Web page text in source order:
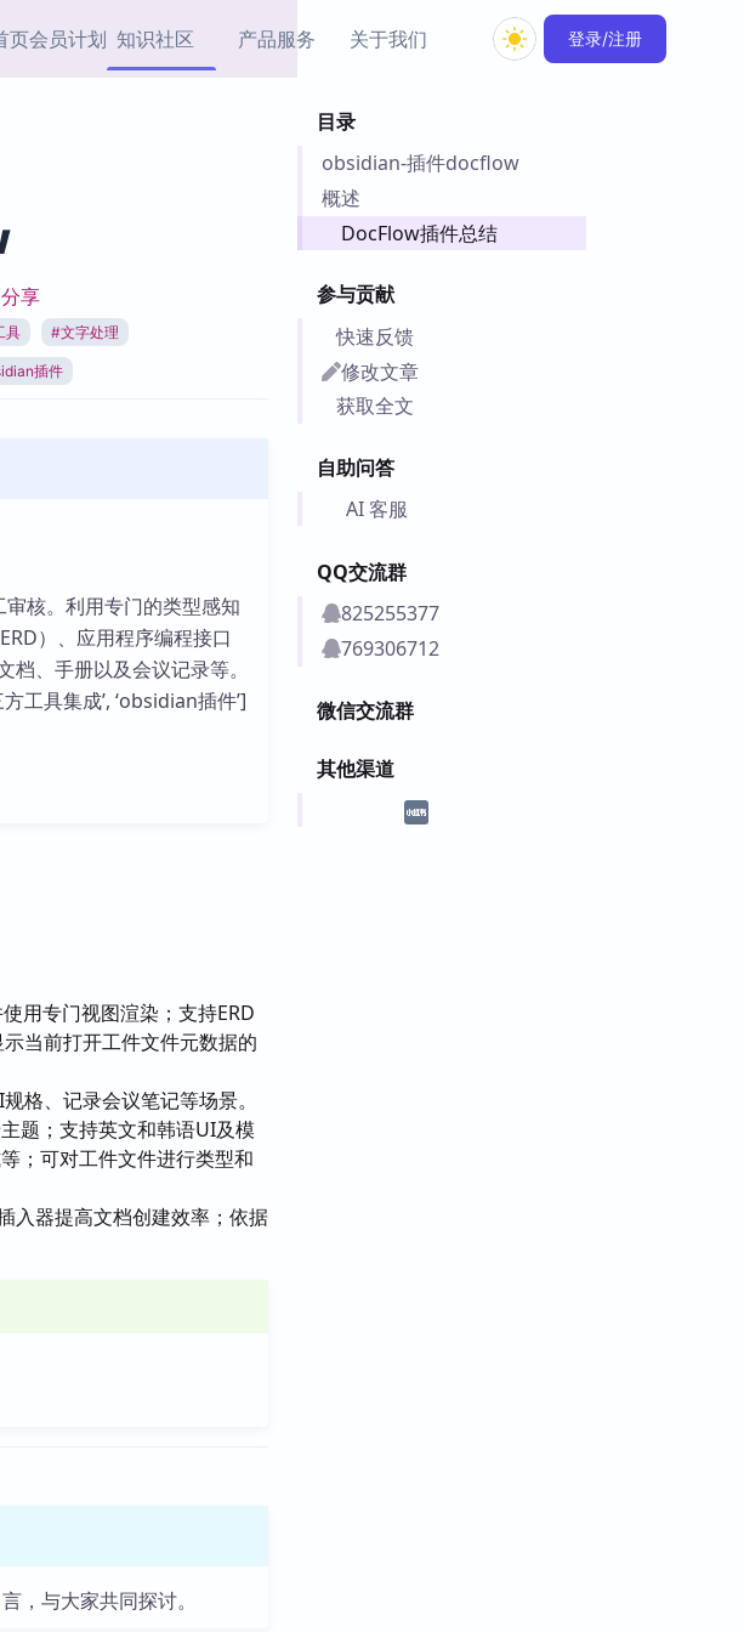
页会员计划 知识社区
热门链接
Zotero 专题
产品服务
官方
PKMer 出品的闪念笔记
Obsidian 教程
关于我们 登录/注册
目录
obsidian-插件docflow
概述
DocFlow插件总结
参与贡献
快速反馈
修改文章
获取全文
自助问答
AI 客服
QQ交流群
825255377
769306712
微信交流群
其他渠道
分享
具 #文字处理
插件
核。利用专门的类型感知
）、应用程序编程接口
档、手册以及会议记录等。
方工具集成’, ‘obsidian插件’]
用专门视图渲染；支持ERD
当前打开工件文件元数据的
格、记录会议笔记等场景。
题；支持英文和韩语UI及模
；可对工件文件进行类型和
入器提高文档创建效率；依据
，与大家共同探讨。